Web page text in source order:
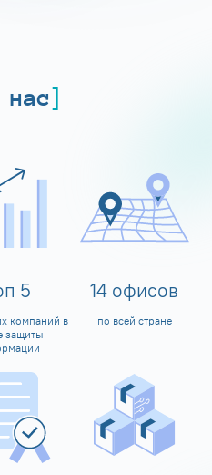
5
компаний в
защиты
14 офисов
по всей стране